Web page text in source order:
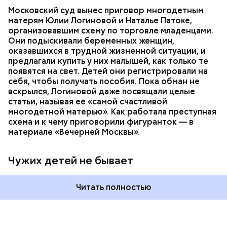
Московский суд вынес приговор многодетным
матерям Юлии Логиновой и Наталье Патоке,
организовавшим схему по торговле младенцами.
Они подыскивали беременных женщин,
оказавшихся в трудной жизненной ситуации, и
предлагали купить у них малышей, как только те
появятся на свет. Детей они регистрировали на
себя, чтобы получать пособия. Пока обман не
вскрылся, Логиновой даже посвящали целые
статьи, называя ее «самой счастливой
многодетной матерью». Как работала преступная
схема и к чему приговорили фигуранток — в
материале «Вечерней Москвы».
Чужих детей не бывает
статье женщину представляют как многодетную
мать.
Читать полностью
СЛЕДСТВЕННЫЙ КОМИТЕТ
ТОРГОВЛЯ ЛЮДЬМИ
МОСКВА
При поимке преступников у них были изъяты:
автомат Калашникова, 90 патронов к нему, ножи,
кастеты, резиновые дубинки, наручники, шевроны
и флаги с нацистской символикой, нацистская
литература, а также средства связи и компьютеры.
В средствах связи ФСБ нашли подтверждение
«Параграфа-88».